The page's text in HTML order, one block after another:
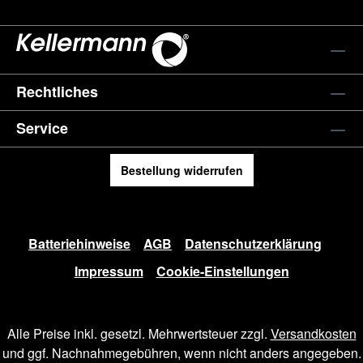
Rechtliches
Service
Bestellung widerrufen
Batteriehinweise AGB
Datenschutzerklärung
Impressum
Cookie-Einstellungen
Alle Preise inkl. gesetzl. Mehrwertsteuer zzgl. Versandkosten
und ggf. Nachnahmegebühren, wenn nicht anders angegeben.